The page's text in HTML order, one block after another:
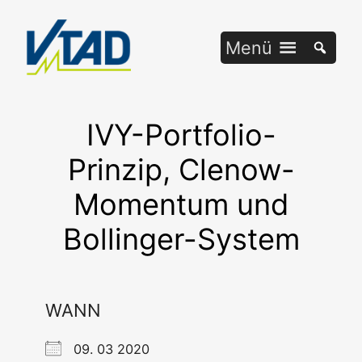
springen
Menü
IVY-Portfolio-
Prinzip, Clenow-
Momentum und
Bollinger-System
WANN
09. 03 2020